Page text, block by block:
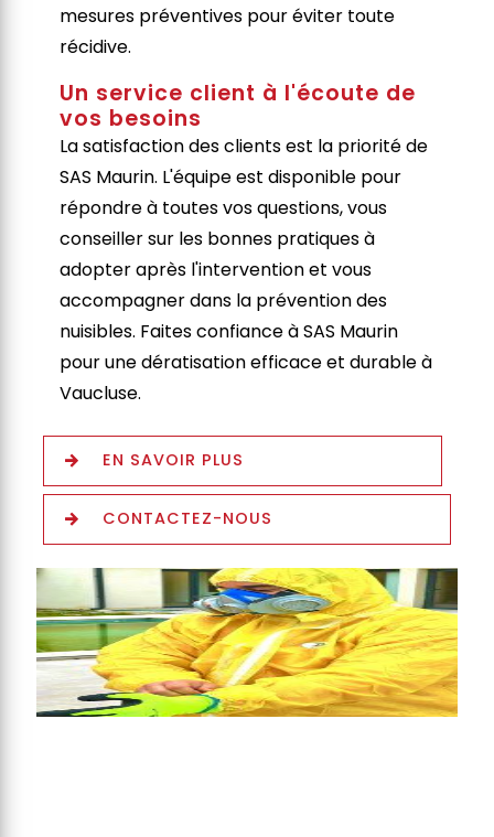
mesures préventives pour éviter toute
récidive.
Un service client à l'écoute de
vos besoins
La satisfaction des clients est la priorité de
SAS Maurin. L'équipe est disponible pour
répondre à toutes vos questions, vous
conseiller sur les bonnes pratiques à
adopter après l'intervention et vous
accompagner dans la prévention des
nuisibles. Faites confiance à SAS Maurin
pour une dératisation efficace et durable à
Vaucluse.
EN SAVOIR PLUS
CONTACTEZ-NOUS